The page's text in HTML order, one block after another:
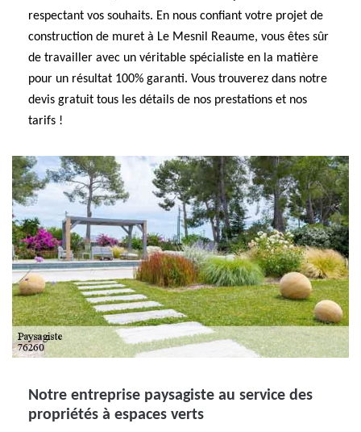
respectant vos souhaits. En nous confiant votre projet de
construction de muret à Le Mesnil Reaume, vous êtes sûr
de travailler avec un véritable spécialiste en la matière
pour un résultat 100% garanti. Vous trouverez dans notre
devis gratuit tous les détails de nos prestations et nos
tarifs !
Notre entreprise paysagiste au service des
propriétés à espaces verts